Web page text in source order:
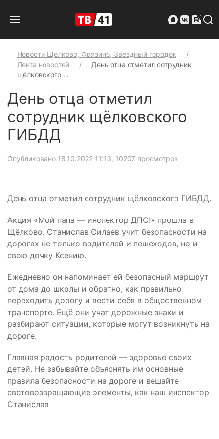
Новости Щелково, Фрязино, Звездный городок
Лента новостей
День отца отметил сотрудник
щёлковского …
День отца отметил
сотрудник щёлковского
ГИБДД
Опубликовано 18.10.2022 11:13, 10207 просмотров
День отца отметил сотрудник щёлковского ГИБДД.
Акция «Мой папа — инспектор ДПС!» прошла в
Щёлково. Станислав Силаев учит безопасности на
дорогах не только водителей и пешеходов, но и
свою дочку Ксению.
Ежедневно он напоминает ей безопасный маршрут
от дома до школы и обратно, как правильно
переходить дорогу и вести себя в общественном
транспорте. Ещё они учат дорожные знаки и
разбирают ситуации, которые могут возникнуть на
дороге.
Главная радость родителей — здоровье своих
детей. Не забывайте объяснять им основные
правила безопасности на дороге и вешайте
световозвращающие элементы, как наш инспектор
Станислав